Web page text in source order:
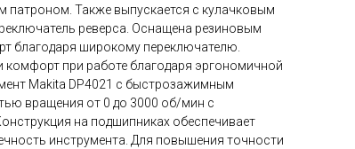
Также выпускается с кулачковым
реверса. Оснащена резиновым
благодаря широкому переключателю.
при работе благодаря эргономичной
Makita DP4021 с быстрозажимным
вращения от 0 до 3000 об/мин с
на подшипниках обеспечивает
инструмента. Для повышения точности